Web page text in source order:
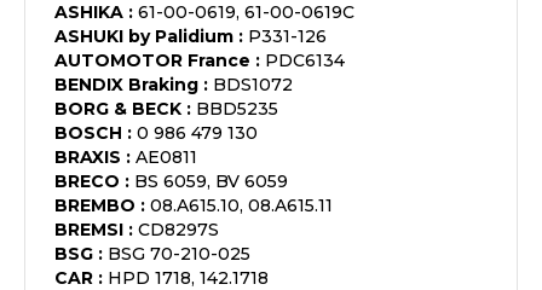
ASHIKA : 61-00-0619, 61-00-0619C
ASHUKI by Palidium : P331-126
AUTOMOTOR France : PDC6134
BENDIX Braking : BDS1072
BORG & BECK : BBD5235
BOSCH : 0 986 479 130
BRAXIS : AE0811
BRECO : BS 6059, BV 6059
BREMBO : 08.A615.10, 08.A615.11
BREMSI : CD8297S
BSG : BSG 70-210-025
CAR : HPD 1718, 142.1718